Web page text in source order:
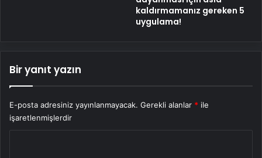
kaldırmamanız gereken 5
uygulama!
Bir yanıt yazın
E-posta adresiniz yayınlanmayacak. Gerekli alanlar * ile
işaretlenmişlerdir